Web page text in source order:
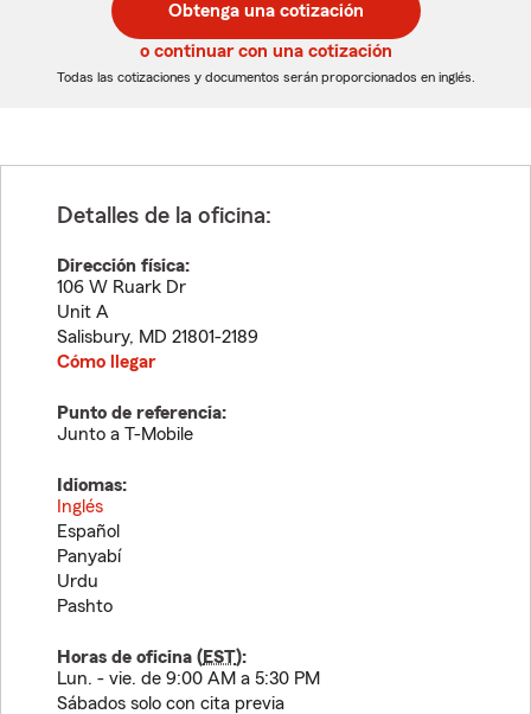
de
5
dígitos
de
5
dígitos
Obtenga una cotización
o continuar con una cotización
Todas las cotizaciones y documentos serán proporcionados en inglés.
Detalles de la oficina:
Dirección física:
106 W Ruark Dr
Unit A
Salisbury, MD 21801-2189
Cómo llegar
Punto de referencia:
Junto a T-Mobile
Idiomas:
Inglés
Español
Panyabí
Urdu
Pashto
Horas de oficina (EST):
Lun. - vie. de 9:00 AM a 5:30 PM
Sábados solo con cita previa